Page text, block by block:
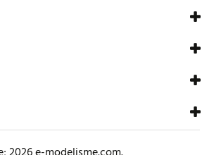
produit. Soyez le premier à écrire un